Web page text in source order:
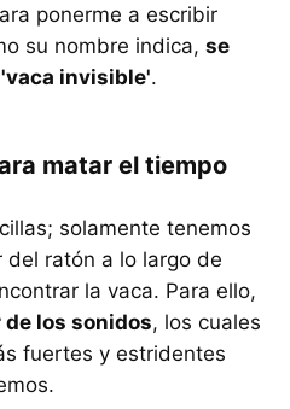
ponerme a escribir
su nombre indica, se
invisible'.
matar el tiempo
solamente tenemos
del ratón a lo largo de
la vaca. Para ello,
los sonidos, los cuales
fuertes y estridentes